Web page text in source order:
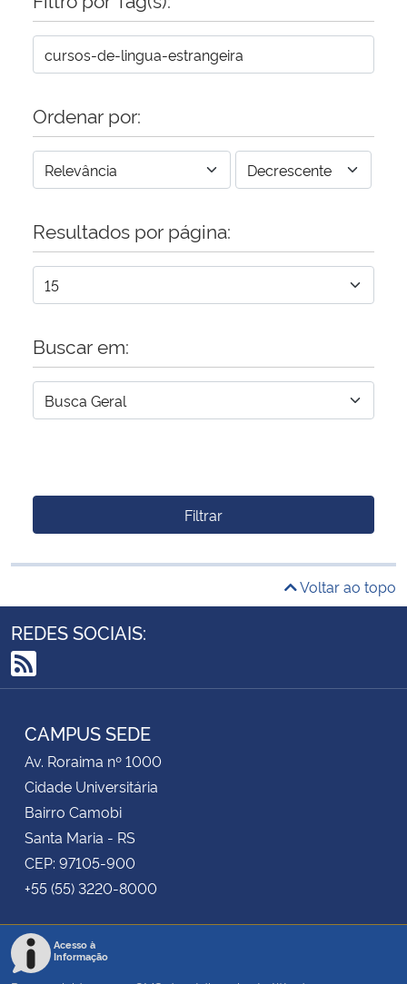
Ordenar por:
Resultados por página:
Buscar em:
Filtrar
Voltar ao topo
REDES SOCIAIS:
RSS
CAMPUS SEDE
Av. Roraima nº 1000
Cidade Universitária
Bairro Camobi
Santa Maria - RS
CEP: 97105-900
+55 (55) 3220-8000
Acesso à
Informação